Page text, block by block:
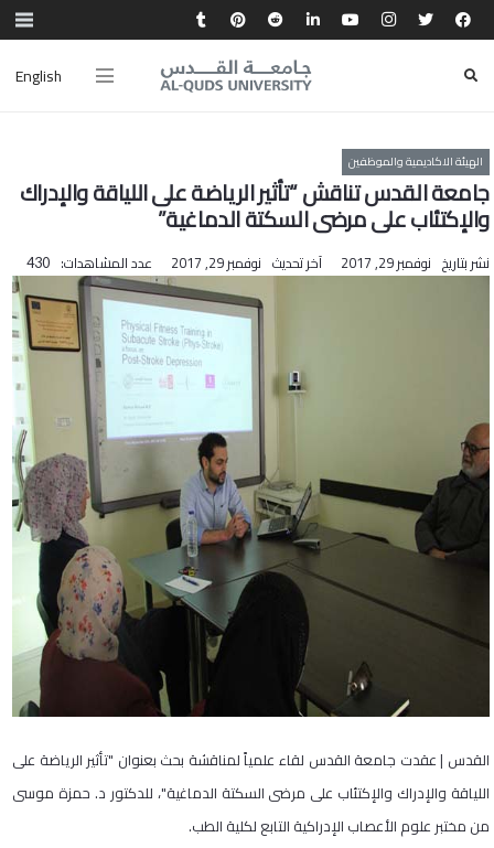
English
الهيئة الاكاديمية والموظفين
جامعة القدس تناقش “تأثير الرياضة على اللياقة والإدراك
والإكتئاب على مرضى السكتة الدماغية”
نشر بتاريخ نوفمبر 29, 2017 آخر تحديث نوفمبر 29, 2017 عدد المشاهدات: 430
القدس | عقدت جامعة القدس لقاء علمياً لمناقشة بحث بعنوان "تأثير الرياضة على
اللياقة والإدراك والإكتئاب على مرضى السكتة الدماغية"، للدكتور د. حمزة موسى
من مختبر علوم الأعصاب الإدراكية التابع لكلية الطب.